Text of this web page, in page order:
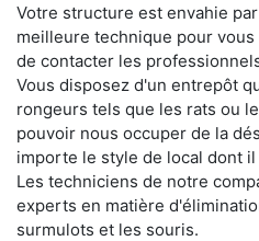
Votre structure est envahie
meilleure technique pour
de contacter les
Vous disposez d'un entrepôt
rongeurs tels que les rats ou
pouvoir nous occuper de la
importe le style de local dont il
Les techniciens de notre
experts en matière
surmulots et les souris.